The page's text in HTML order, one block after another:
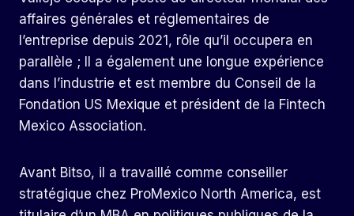
affaires générales et réglementaires de
l’entreprise depuis 2021, rôle qu’il occupera en
parallèle ; Il a également une longue expérience
dans l’industrie et est membre du Conseil de la
Fondation US Mexique et président de la Fintech
Mexico Association.
Avant Bitso, il a travaillé comme conseiller
stratégique chez ProMexico North America, est